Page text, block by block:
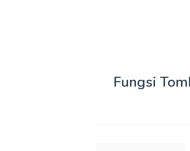
Fungsi